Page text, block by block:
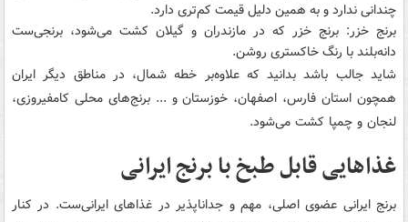
چندانی ندارد و به همین دلیل قیمت کم‌تری دارد.
برنج خزر: برنج خزر که در مازندران و گیلان کشت می‌شود، برنجی‌ست
دانه‌بلند با رنگ خاکستری روشن.
شاید جالب باشد بدانید که علاوه‌بر خطه شمال، در مناطق دیگر ایران
همچون استان فارس، اصفهان، خوزستان و ... برنج‌های محلی کامفیروزی،
لنجان و چمپا کشت می‌شود.
غذاهایی قابل طبخ با برنج ایرانی
برنج ایرانی عضوی اصلی، مهم و جداناپذیر در غذاهای ایرانی‌ست. در کنار